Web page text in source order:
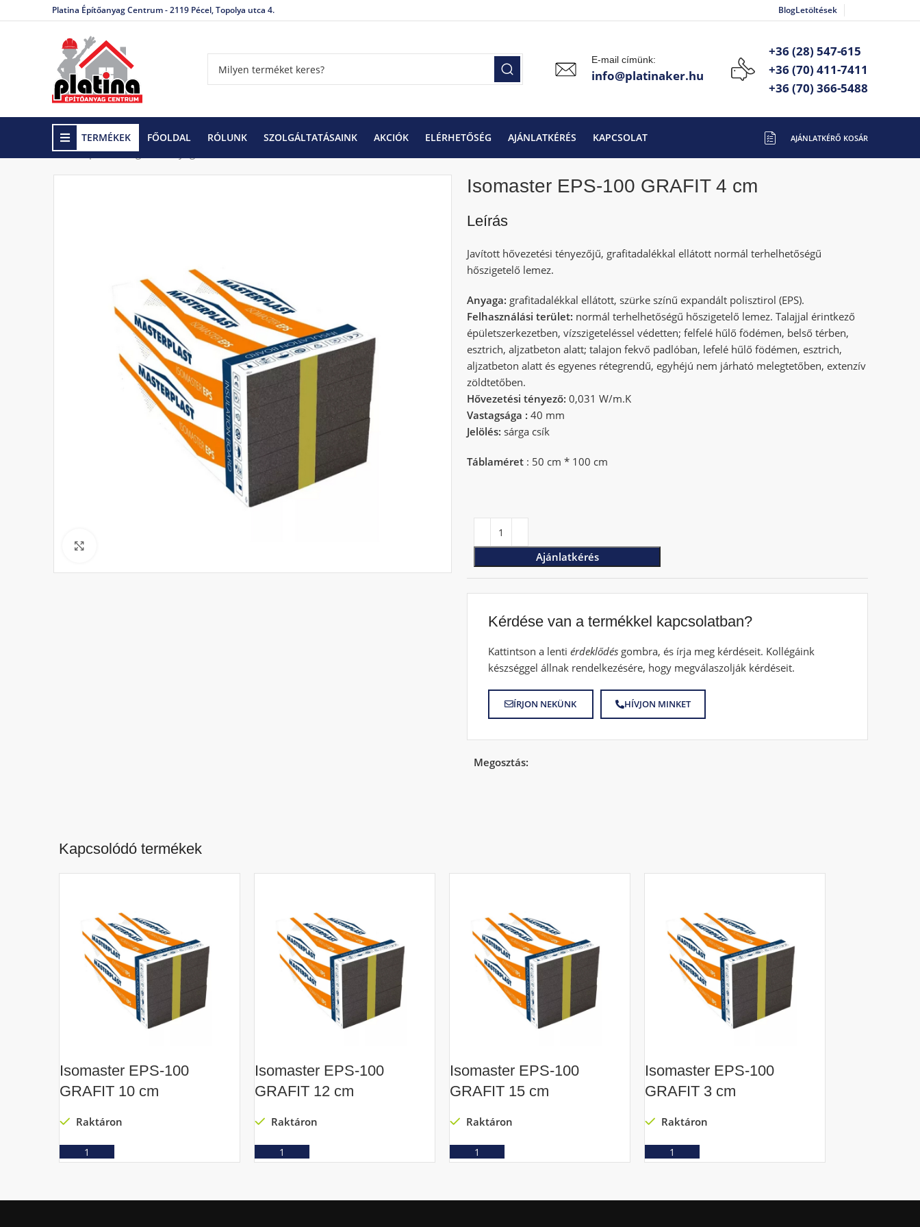
Platina Építőanyag Centrum - 2119 Pécel, Topolya utca 4. BlogLetöltések
E-mail címünk:
info@platinaker.hu
+36 (28) 547-615
+36 (70) 411-7411
+36 (70) 366-5488
TERMÉKEK FŐOLDAL RÓLUNK SZOLGÁLTATÁSAINK AKCIÓK ELÉRHETŐSÉG AJÁNLATKÉRÉS KAPCSOLAT
Kezdőlap Hőszigetelő anyagok
Isomaster EPS-100 GRAFIT 4 cm
Leírás
Javított hővezetési tényezőjű, grafitadalékkal ellátott normál terhelhetőségű
hőszigetelő lemez.
Anyaga: grafitadalékkal ellátott, szürke színű expandált polisztirol (EPS).
Felhasználási terület: normál terhelhetőségű hőszigetelő lemez. Talajjal érintkező
épületszerkezetben, vízszigeteléssel védetten; felfelé hűlő födémen, belső térben,
esztrich, aljzatbeton alatt; talajon fekvő padlóban, lefelé hűlő födémen, esztrich,
aljzatbeton alatt és egyenes rétegrendű, egyhéjú nem járható melegtetőben, extenzív
zöldtetőben.
Hővezetési tényező: 0,031 W/m.K
Vastagsága : 40 mm
Jelölés: sárga csík
Táblaméret : 50 cm * 100 cm
Ajánlatkérés
Kérdése van a termékkel kapcsolatban?
Kattintson a lenti érdeklődés gombra, és írja meg kérdéseit. Kollégáink
készséggel állnak rendelkezésére, hogy megválaszolják kérdéseit.
ÍRJON NEKÜNK HÍVJON MINKET
Megosztás:
Kapcsolódó termékek
Isomaster EPS-100
GRAFIT 10 cm
Raktáron
Isomaster EPS-100
GRAFIT 12 cm
Raktáron
Isomaster EPS-100
GRAFIT 15 cm
Raktáron
Isomaster EPS-100
GRAFIT 3 cm
Raktáron